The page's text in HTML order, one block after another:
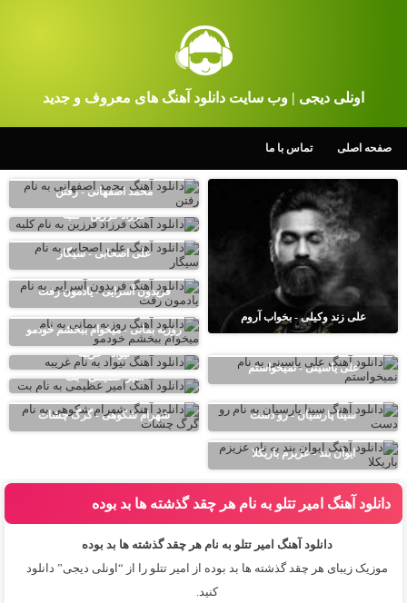
اونلی دیجی | وب سایت دانلود آهنگ های معروف و جدید
صفحه اصلی تماس با ما
علی زند وکیلی - بخواب آروم
محمد اصفهانی - رفتن
فرزاد فرزین - کلبه
علی اصحابی - سیگار
فریدون آسرایی - یادمون رفت
روزبه بمانی - میخوام ببخشم خودمو
علی یاسینی - نمیخواستم
نیواد - غریبه
امیر عظیمی - بت
سینا پارسیان - رو دست شهرام شکوهی - گرگ چشات
ایوان بند - عزیزم باریکلا
دانلود آهنگ امیر تتلو به نام هر چقد گذشته ها بد بوده
دانلود آهنگ امیر تتلو به نام هر چقد گذشته ها بد بوده
موزیک زیبای هر چقد گذشته ها بد بوده از
امیر تتلو را از “اونلی دیجی” دانلود
کنید.